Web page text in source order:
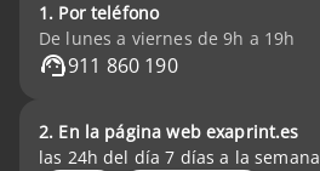
1. Por teléfono
De lunes a viernes de 9h a 19h
911 860 190
2. En la página web exaprint.es
las 24h del día 7 días a la semana